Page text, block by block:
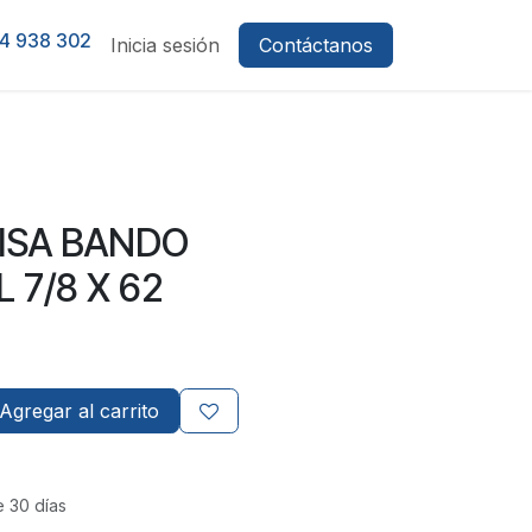
938 302 Inicia sesión Contáctanos
BANDO
7/8 X 62
Agregar al carrito
30 días